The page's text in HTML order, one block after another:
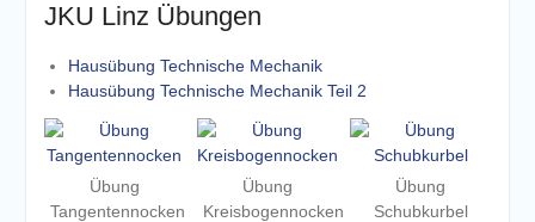
JKU Linz Übungen
Hausübung Technische Mechanik
Hausübung Technische Mechanik Teil 2
Übung
Tangentennocken
Übung
Kreisbogennocken
Übung
Schubkurbel